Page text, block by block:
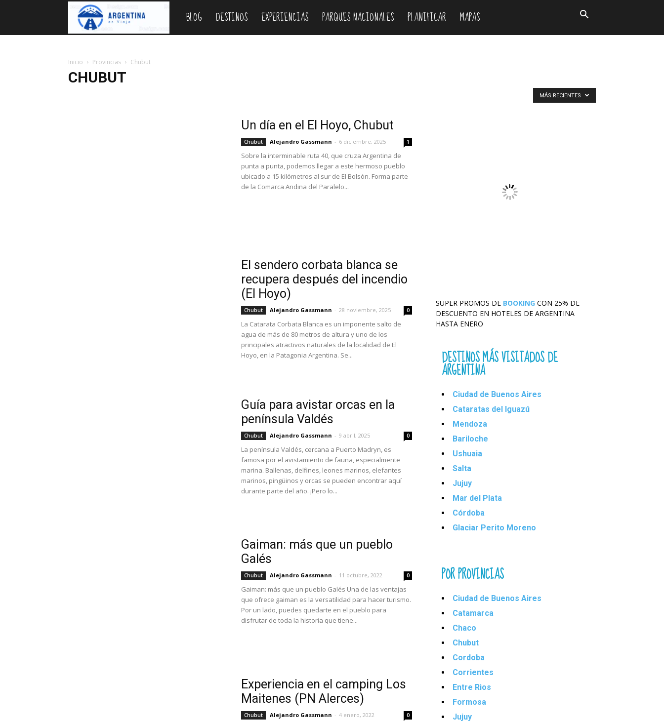
Argentina
BLOG DESTINOS EXPERIENCIAS PARQUES NACIONALES PLANIFICAR MAPAS
Inicio Provincias Chubut
CHUBUT
MÁS RECIENTES
Un día en el El Hoyo, Chubut
Chubut Alejandro Gassmann - 6 diciembre, 2025 1
Sobre la interminable ruta 40, que cruza Argentina de
punta a punta, podemos llegar a este hermoso pueblo
ubicado a 15 kilómetros al sur de El Bolsón. Forma parte
de la Comarca Andina del Paralelo...
El sendero corbata blanca se
recupera después del incendio
(El Hoyo)
Chubut Alejandro Gassmann - 28 noviembre, 2025 0
La Catarata Corbata Blanca es un imponente salto de
agua de más de 80 metros de altura y uno de los
principales atractivos naturales de la localidad de El
Hoyo, en la Patagonia Argentina. Se...
Guía para avistar orcas en la
península Valdés
Chubut Alejandro Gassmann - 9 abril, 2025 0
La península Valdés, cercana a Puerto Madryn, es
famosa por el avistamiento de fauna, especialmente
marina. Ballenas, delfines, leones marinos, elefantes
marinos, pingüinos y orcas se pueden encontrar aquí
durante parte del año. ¡Pero lo...
Gaiman: más que un pueblo
Galés
Chubut Alejandro Gassmann - 11 octubre, 2022 0
Gaiman: más que un pueblo Galés Una de las ventajas
que ofrece gaiman es la versatilidad para hacer turismo.
Por un lado, puedes quedarte en el pueblo para
disfrutar de toda la historia que tiene...
Experiencia en el camping Los
Maitenes (PN Alerces)
Chubut Alejandro Gassmann - 4 enero, 2022 0
SUPER PROMOS DE BOOKING CON 25% DE
DESCUENTO EN HOTELES DE ARGENTINA
HASTA ENERO
DESTINOS MÁS VISITADOS DE
ARGENTINA
Ciudad de Buenos Aires
Cataratas del Iguazú
Mendoza
Bariloche
Ushuaia
Salta
Jujuy
Mar del Plata
Córdoba
Glaciar Perito Moreno
POR PROVINCIAS
Ciudad de Buenos Aires
Catamarca
Chaco
Chubut
Cordoba
Corrientes
Entre Rios
Formosa
Jujuy